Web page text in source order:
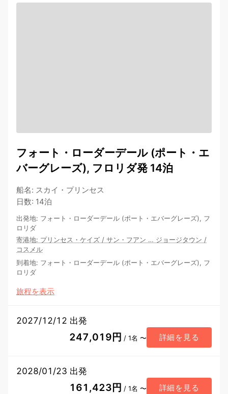
フォート・ローダーデール (ポート・エ
バーグレーズ), フロリダ発 14泊
船名: スカイ・プリンセス
日数: 14泊
出発地: フォート・ローダーデール (ポート・エバーグレーズ), フ
ロリダ
寄港地: プリンセス・ケイズ / サン・フアン … ジョージタウン /
コスメル
到着地: フォート・ローダーデール (ポート・エバーグレーズ), フ
ロリダ
旅程を表示
2027/12/12 出発
247,019円 / 1名 〜 詳細を見る
2028/01/23 出発
161,423円 / 1名 〜 詳細を見る